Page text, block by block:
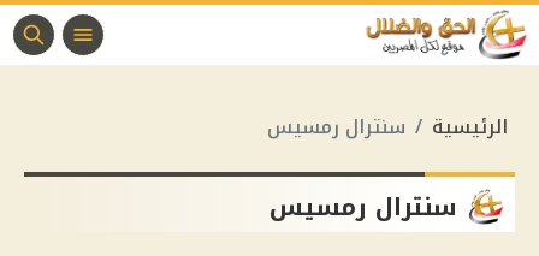
الرئيسية سنترال رمسيس
سنترال رمسيس